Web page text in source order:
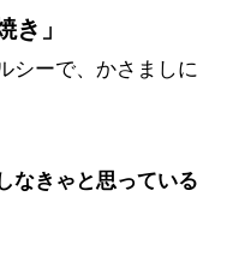
き」
シーで、かさましに
なきゃと思っている